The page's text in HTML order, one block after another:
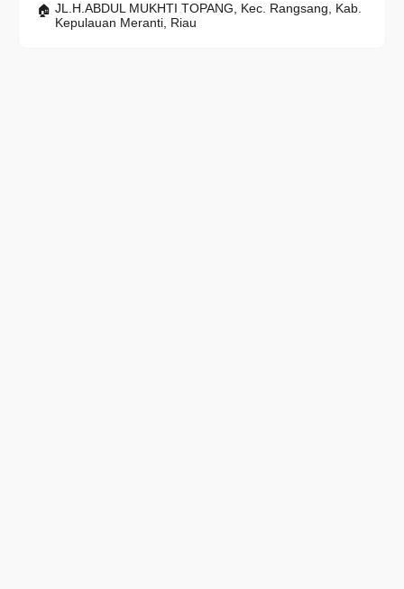
JL.H.ABDUL MUKHTI TOPANG, Kec. Rangsang, Kab.
Kepulauan Meranti, Riau